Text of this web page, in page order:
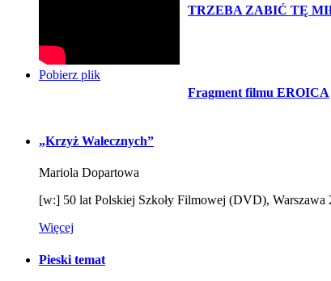
TRZEBA ZABIĆ TĘ
Pobierz plik
Fragment filmu EROICA
„Krzyż Walecznych”
Mariola Dopartowa
[w:] 50 lat Polskiej Szkoły Filmowej (DVD), Warszawa
Więcej
Pieski temat